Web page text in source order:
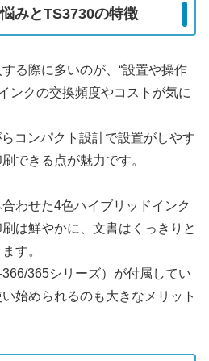
みとTS3730の特徴
る際に多いのが、“設置や操作
ンクの交換頻度やコストが気に
コンパクト設計で設置がしやす
できる点が魅力です。
わせた4色ハイブリッドインク
は鮮やかに、文書はくっきりと
す。
365シリーズ）が付属してい
始められるのも大きなメリット